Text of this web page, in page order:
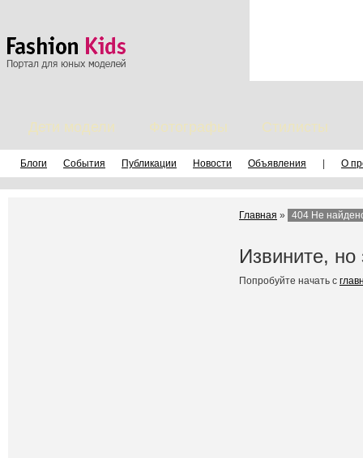
Дети модели Фотографы Стилисты
Блоги События Публикации Новости Объявления О
Главная » 404 Не
Извините,
Попробуйте начать с